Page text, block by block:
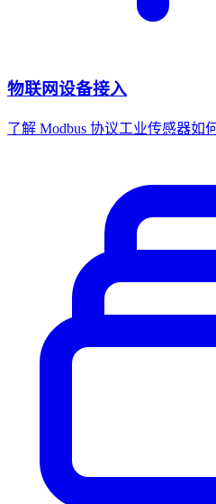
物联网设备接入
了解 Modbus 协议工业传感器如